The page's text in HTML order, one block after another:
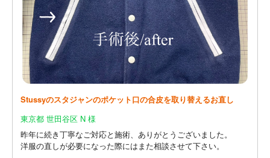
Stussyのスタジャンのポケット口の合皮を取り替えるお直し
東京都 世田谷区 N 様
昨年に続き丁寧なご対応と施術、ありがとうございました。
洋服の直しが必要になった際にはまた相談させて下さい。